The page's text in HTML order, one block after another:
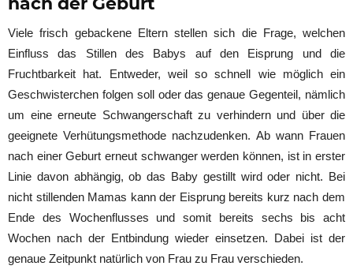
Viele frisch gebackene Eltern stellen sich die Frage, welchen
Einfluss das Stillen des Babys auf den Eisprung und die
Fruchtbarkeit hat. Entweder, weil so schnell wie möglich ein
Geschwisterchen folgen soll oder das genaue Gegenteil, nämlich
um eine erneute Schwangerschaft zu verhindern und über die
geeignete Verhütungsmethode nachzudenken. Ab wann Frauen
nach einer Geburt erneut schwanger werden können, ist in erster
Linie davon abhängig, ob das Baby gestillt wird oder nicht. Bei
nicht stillenden Mamas kann der Eisprung bereits kurz nach dem
Ende des Wochenflusses und somit bereits sechs bis acht
Wochen nach der Entbindung wieder einsetzen. Dabei ist der
genaue Zeitpunkt natürlich von Frau zu Frau verschieden.